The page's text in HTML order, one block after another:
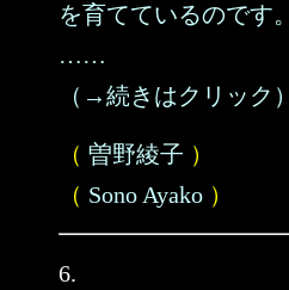
を育てているのです。
……
（→続きはクリック）
（ 曽野綾子 ）
（ Sono Ayako ）
6.